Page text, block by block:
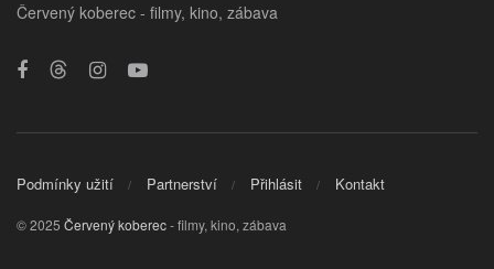
Červený koberec - filmy, kino, zábava
Podmínky užití Partnerství Přihlásit Kontakt
© 2025 Červený koberec- filmy, kino, zábava